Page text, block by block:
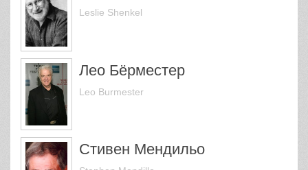
Leslie Shenkel
Лео Бёрместер
Leo Burmester
Стивен Мендильо